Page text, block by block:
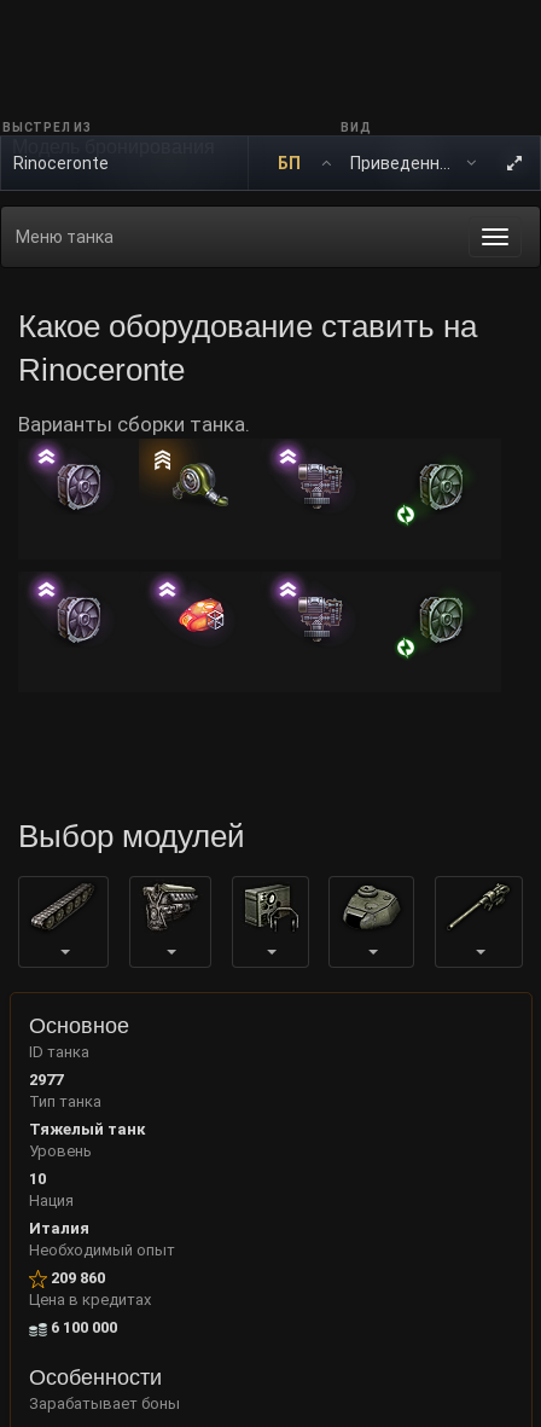
ВЫСТРЕЛ ИЗ
Rinoceronte БП
ВИД
Меню танка
Какое оборудование ставить на
Rinoceronte
Варианты сборки танка.
Выбор модулей
Основное
ID танка
2977
Тип танка
Тяжелый танк
Уровень
10
Нация
Италия
Необходимый опыт
209 860
Цена в кредитах
6 100 000
Особенности
Зарабатывает боны